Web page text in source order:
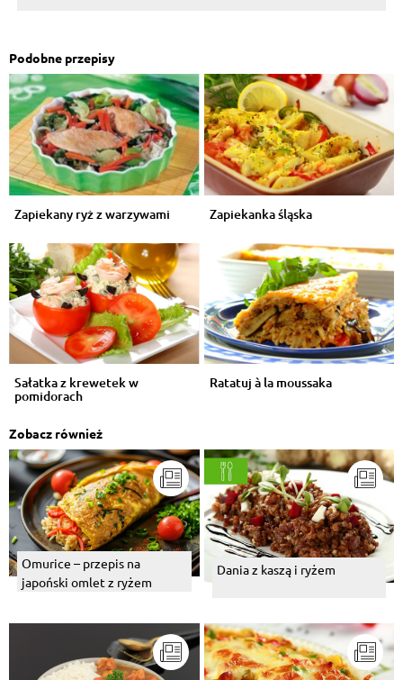
Podobne przepisy
Zapiekany ryż z warzywami Zapiekanka śląska
Sałatka z krewetek w
pomidorach
Ratatuj à la moussaka
Zobacz również
Omurice – przepis na
japoński omlet z ryżem
Dania z kaszą i ryżem